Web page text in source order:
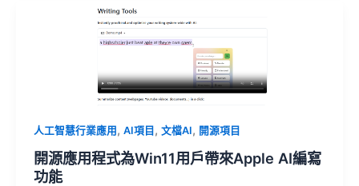
人工智慧行業應用 , AI項目 , 文檔AI, 開源項目
開源應用程式為Win11用戶帶來Apple AI編寫
功能